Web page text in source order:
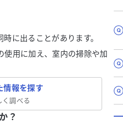
に出ることがあります。
使用に加え、室内の掃除や加
情報を探す
く調べる
？